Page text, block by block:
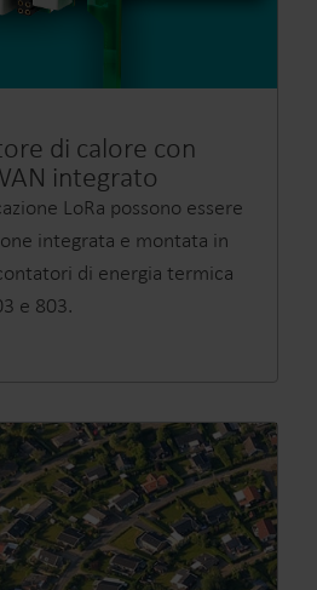
di calore con
integrato
LoRa possono essere
integrata e montata in
di energia termica
e 803.